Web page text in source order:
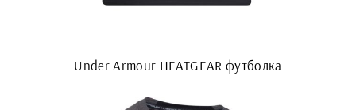
Under Armour HEATGEAR футболка